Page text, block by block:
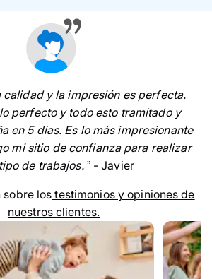
calidad y la impresión es perfecta.
perfecto y todo esto tramitado y
en 5 días. Es lo más impresionante
mi sitio de confianza para realizar
de trabajos.” - Javier
sobre los testimonios y opiniones de
nuestros clientes.